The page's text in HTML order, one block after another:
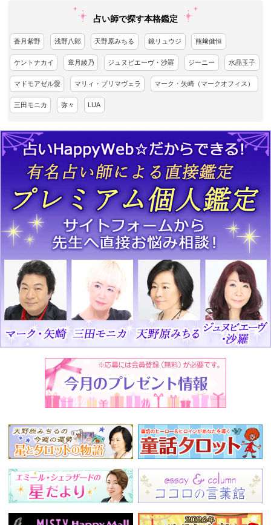
占い師で探す本格鑑定
蒼月紫野 浅野八郎 天野原みちる 鏡リュウジ 熊﨑健恒
ケントナカイ 章月綾乃 ジュヌビエーヴ・沙羅 ジーニー 水晶玉子
マドモアゼル愛 マリィ・プリマヴェラ マーク・矢崎（マークオフィス）
三田モニカ 弥々 LUA